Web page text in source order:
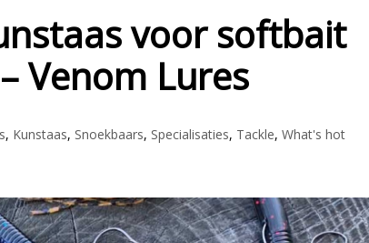
voor softbait
Venom Lures
, Kunstaas, Snoekbaars, Specialisaties, Tackle, What's hot